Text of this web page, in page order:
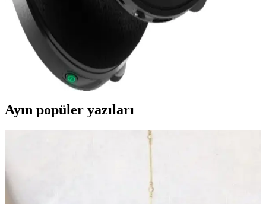
SteelSeries Arctis 7: Yüksek Performanslı Kablosuz
Oyun Kulaklığı Özellikleri ve Avantajları
SteelSeries Arctis 7, yüksek kaliteli ses, uzun pil ömrü ve çok
platform uyumluluğu ile öne çıkan kablosuz oyun kulaklığıdır.
Profesyonel ve günlük kullanım için ideal, detaylı ses ve konfor
Ayın popüler yazıları